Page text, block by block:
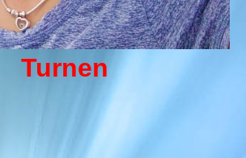
Turnen